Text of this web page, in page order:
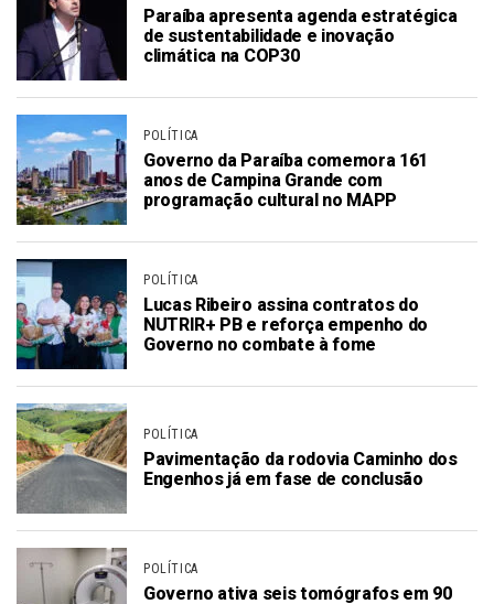
Paraíba apresenta agenda estratégica
de sustentabilidade e inovação
climática na COP30
POLÍTICA
Governo da Paraíba comemora 161
anos de Campina Grande com
programação cultural no MAPP
POLÍTICA
Lucas Ribeiro assina contratos do
NUTRIR+ PB e reforça empenho do
Governo no combate à fome
POLÍTICA
Pavimentação da rodovia Caminho dos
Engenhos já em fase de conclusão
POLÍTICA
Governo ativa seis tomógrafos em 90